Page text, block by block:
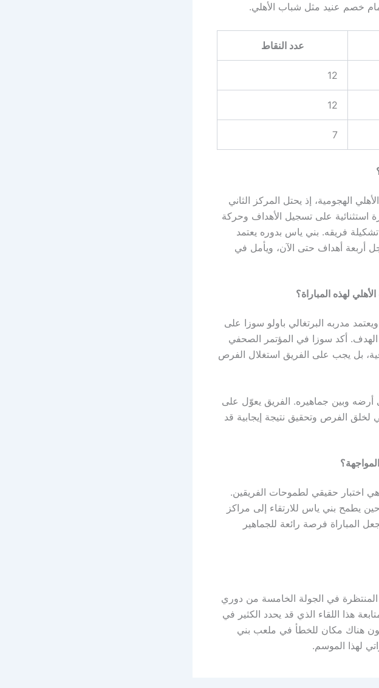
خصم عنيد مثل شباب الأهلي.
عدد النقاط
12
12
7
الهجومية، إذ يحتل المركز الثاني
استثنائية على تسجيل الأهداف وحركة
فريقه. بني ياس بدوره يعتمد
أربعة أهداف حتى الآن، ويأمل في
لهذه المباراة؟
مدربه البرتغالي باولو سوزا على
الهدف. أكد سوزا في المؤتمر الصحفي
بل يجب على الفريق استغلال الفرص
وبين جماهيره. الفريق يعوّل على
الفرص وتحقيق نتيجة إيجابية قد
اختبار حقيقي لطموحات الفريقين.
يطمح بني ياس للارتقاء إلى مراكز
المباراة فرصة رائعة للجماهير
المنتظرة في الجولة الخامسة من دوري
هذا اللقاء الذي قد يحدد الكثير في
هناك مكان للخطأ في ملعب بني
لهذا الموسم.